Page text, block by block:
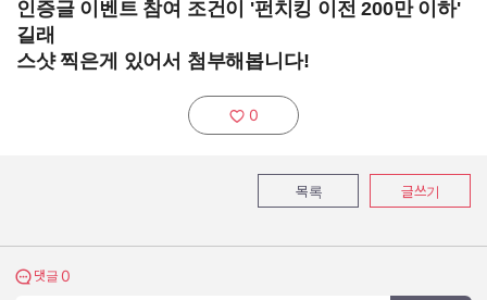
인증글 이벤트 참여 조건이 '펀치킹 이전 200만 이하'
길래
스샷 찍은게 있어서 첨부해봅니다!
추천하기:
0
목록 글쓰기
댓글 보기
댓글 0